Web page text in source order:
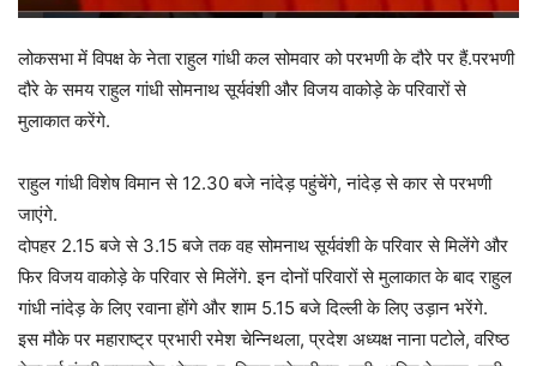
लोकसभा में विपक्ष के नेता राहुल गांधी कल सोमवार को परभणी के दौरे पर हैं.परभणी
दौरे के समय राहुल गांधी सोमनाथ सूर्यवंशी और विजय वाकोड़े के परिवारों से
मुलाकात करेंगे.
राहुल गांधी विशेष विमान से 12.30 बजे नांदेड़ पहुंचेंगे, नांदेड़ से कार से परभणी
जाएंगे.
दोपहर 2.15 बजे से 3.15 बजे तक वह सोमनाथ सूर्यवंशी के परिवार से मिलेंगे और
फिर विजय वाकोड़े के परिवार से मिलेंगे. इन दोनों परिवारों से मुलाकात के बाद राहुल
गांधी नांदेड़ के लिए रवाना होंगे और शाम 5.15 बजे दिल्ली के लिए उड़ान भरेंगे.
इस मौके पर महाराष्ट्र प्रभारी रमेश चेन्निथला, प्रदेश अध्यक्ष नाना पटोले, वरिष्ठ